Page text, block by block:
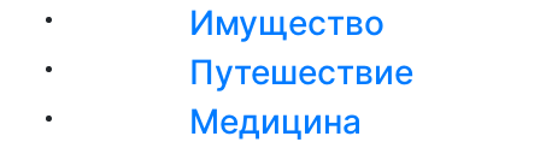
Имущество
Путешествие
Медицина